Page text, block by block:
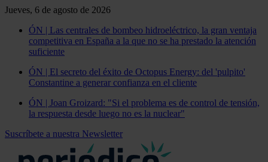
Jueves, 6 de agosto de 2026
ÓN | Las centrales de bombeo hidroeléctrico, la gran ventaja
competitiva en España a la que no se ha prestado la atención
suficiente
ÓN | El secreto del éxito de Octopus Energy: del 'pulpito'
Constantine a generar confianza en el cliente
ÓN | Joan Groizard: "Si el problema es de control de tensión,
la respuesta desde luego no es la nuclear"
Suscríbete a nuestra Newsletter